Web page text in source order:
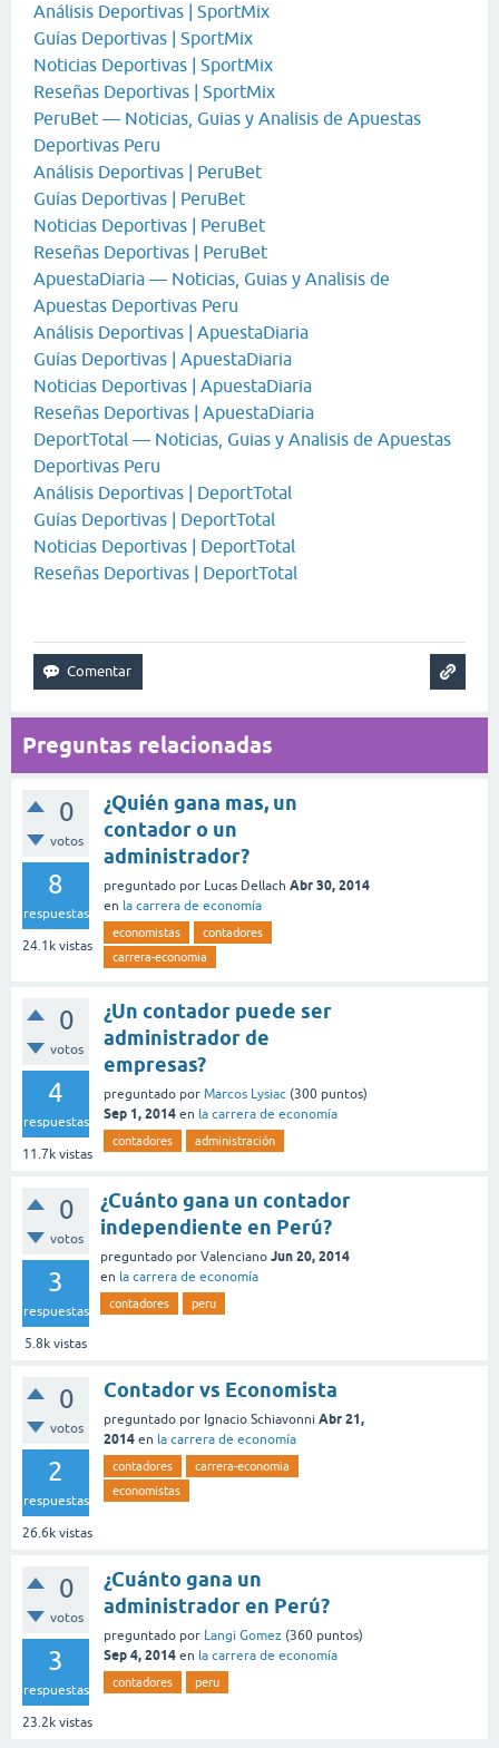
Análisis Deportivas | SportMix
Guías Deportivas | SportMix
Noticias Deportivas | SportMix
Reseñas Deportivas | SportMix
PeruBet — Noticias, Guias y Analisis de Apuestas
Deportivas Peru
Análisis Deportivas | PeruBet
Guías Deportivas | PeruBet
Noticias Deportivas | PeruBet
Reseñas Deportivas | PeruBet
ApuestaDiaria — Noticias, Guias y Analisis de
Apuestas Deportivas Peru
Análisis Deportivas | ApuestaDiaria
Guías Deportivas | ApuestaDiaria
Noticias Deportivas | ApuestaDiaria
Reseñas Deportivas | ApuestaDiaria
DeportTotal — Noticias, Guias y Analisis de Apuestas
Deportivas Peru
Análisis Deportivas | DeportTotal
Guías Deportivas | DeportTotal
Noticias Deportivas | DeportTotal
Reseñas Deportivas | DeportTotal
Preguntas relacionadas
0
votos
8
respuestas
24.1k vistas
¿Quién gana mas, un
contador o un
administrador?
preguntado por Lucas Dellach Abr 30, 2014
en la carrera de economía
economistas
contadores
carrera-economia
0
votos
4
respuestas
11.7k vistas
¿Un contador puede ser
administrador de
empresas?
preguntado por Marcos Lysiac (300 puntos)
Sep 1, 2014 en la carrera de economía
contadores administración
0
votos
3
respuestas
5.8k vistas
¿Cuánto gana un contador
independiente en Perú?
preguntado por Valenciano Jun 20, 2014
en la carrera de economía
contadores peru
0
votos
2
respuestas
26.6k vistas
Contador vs Economista
preguntado por Ignacio Schiavonni Abr 21,
2014 en la carrera de economía
contadores
carrera-economia
economistas
0
votos
3
respuestas
23.2k vistas
¿Cuánto gana un
administrador en Perú?
preguntado por Langi Gomez (360 puntos)
Sep 4, 2014 en la carrera de economía
contadores peru